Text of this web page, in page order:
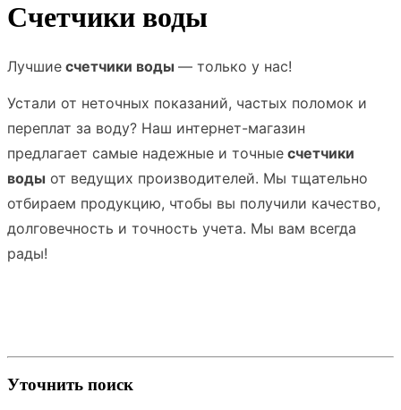
Счетчики воды
Лучшие счетчики воды — только у нас!
Устали от неточных показаний, частых поломок и
переплат за воду? Наш интернет-магазин
предлагает самые надежные и точные счетчики
воды от ведущих производителей. Мы тщательно
отбираем продукцию, чтобы вы получили качество,
долговечность и точность учета. Мы вам всегда
рады!
Уточнить поиск